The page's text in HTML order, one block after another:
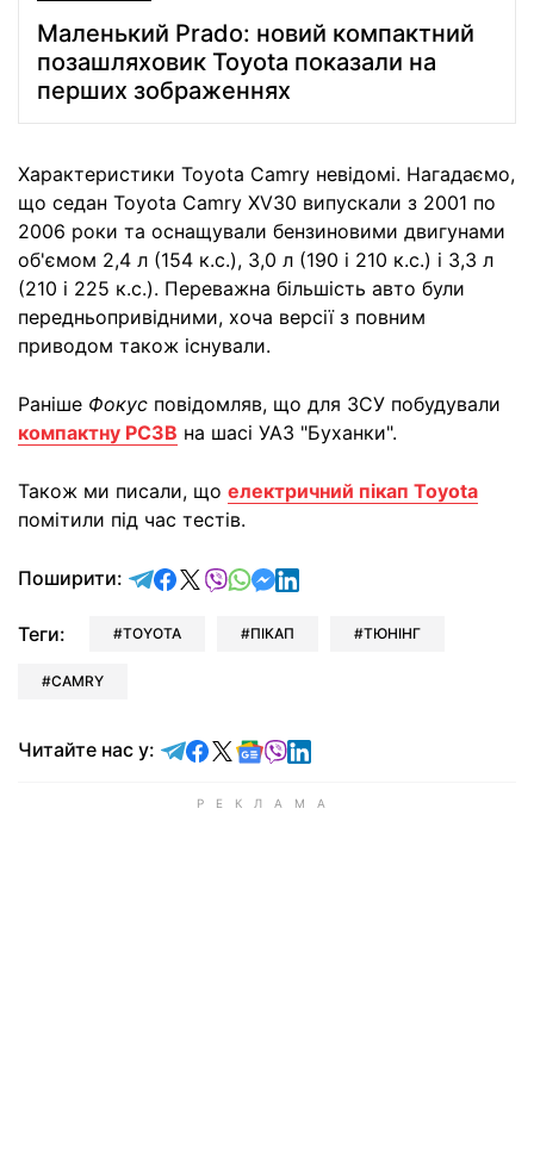
Маленький Prado: новий компактний
позашляховик Toyota показали на
перших зображеннях
Характеристики Toyota Camry невідомі. Нагадаємо,
що седан Toyota Camry XV30 випускали з 2001 по
2006 роки та оснащували бензиновими двигунами
об'ємом 2,4 л (154 к.с.), 3,0 л (190 і 210 к.с.) і 3,3 л
(210 і 225 к.с.). Переважна більшість авто були
передньопривідними, хоча версії з повним
приводом також існували.
Раніше Фокус повідомляв, що для ЗСУ побудували
компактну РСЗВ на шасі УАЗ "Буханки".
Також ми писали, що електричний пікап Toyota
помітили під час тестів.
Поширити: відправити у Telegram
поділитись у Facebook
поділитись у X
відправити у Viber
відправити у Whatsapp
відправити у Messenger
відправити у LinkedIn
Теги: TOYOTA ПІКАП ТЮНІНГ
CAMRY
Читайте нас у: Читайте у Telegram
Читайте у Facebook
Читайте у X
Читайте у Google news
Читайте у Viber
Читайте у LinkedIn